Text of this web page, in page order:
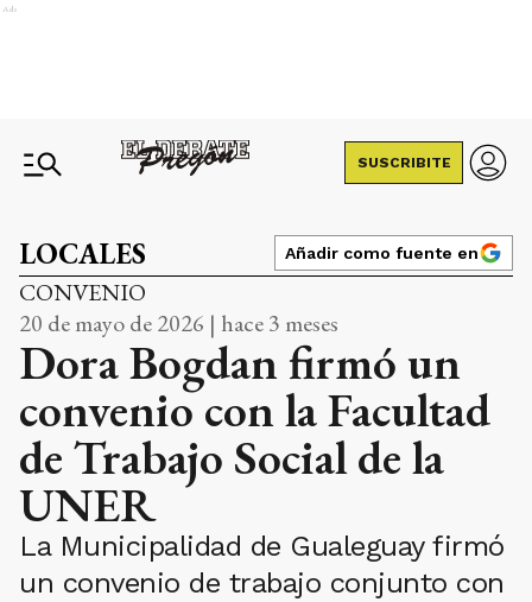
Ads
SUSCRIBITE
LOCALES Añadir como fuente en
CONVENIO
20 de mayo de 2026 | hace 3 meses
Dora Bogdan firmó un
convenio con la Facultad
de Trabajo Social de la
UNER
La Municipalidad de Gualeguay firmó
un convenio de trabajo conjunto con